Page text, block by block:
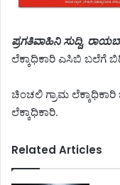
ಪ್ರಗತಿವಾಹಿನಿ ಸುದ್ದಿ,
ಲೆಕ್ಕಾಧಿಕಾರಿ ಎಸಿಬಿ ಬಲೆಗೆ
ಚಿಂಚಲಿ ಗ್ರಾಮ
ಲೆಕ್ಕಾಧಿಕಾರಿ.
Related Articles